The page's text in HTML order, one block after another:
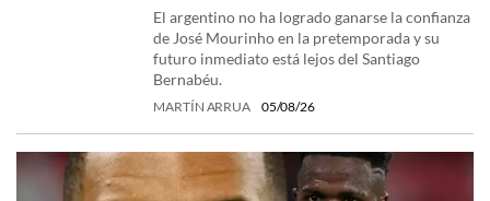
El argentino no ha logrado ganarse la confianza
de José Mourinho en la pretemporada y su
futuro inmediato está lejos del Santiago
Bernabéu.
MARTÍN ARRUA 05/08/26